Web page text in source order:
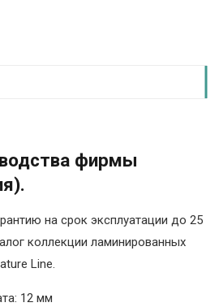
фирмы
на срок эксплуатации до 25
коллекции ламинированных
Line.
12 мм